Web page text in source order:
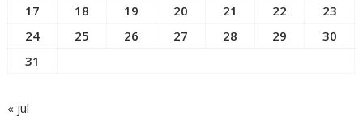
17
18 19 20 21 22
23
24
25 26 27 28 29
30
31
« jul